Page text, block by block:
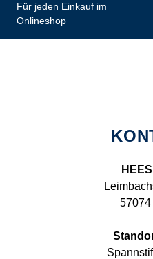
Für jeden Einkauf im
Onlineshop